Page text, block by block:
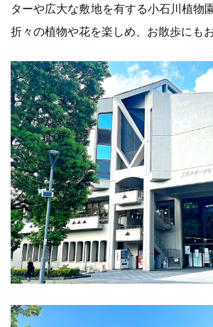
ターや広大な敷地を有する小石川植物
折々の植物や花を楽しめ、お散歩にも